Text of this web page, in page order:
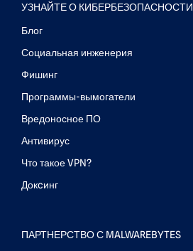
УЗНАЙТЕ О КИБЕРБЕЗОПАСНОСТИ
Блог
Социальная инженерия
Фишинг
Программы-вымогатели
Вредоносное ПО
Антивирус
Что такое VPN?
Докcинг
ПАРТНЕРСТВО С MALWAREBYTES